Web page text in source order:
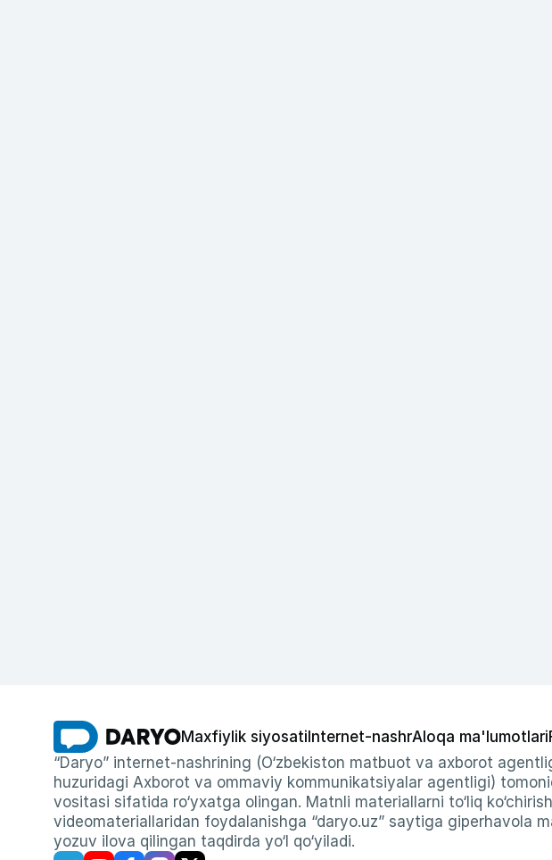
Maxfiylik siyosati Internet-nashrAloqa ma'lumotlari
“Daryo” internet-nashrining (O‘zbekiston matbuot va axborot
huzuridagi Axborot va ommaviy kommunikatsiyalar agentligi)
vositasi sifatida ro‘yxatga olingan. Matnli materiallarni to‘liq
videomateriallaridan foydalanishga “daryo.uz” saytiga giperhavola
yozuv ilova qilingan taqdirda yo‘l qo‘yiladi.